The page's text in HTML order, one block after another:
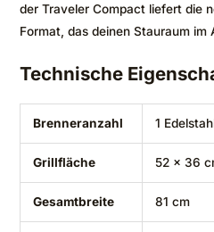
der Traveler Compact liefert die
Format, das deinen Stauraum im
Technische
Brenneranzahl 1
Grillfläche 52 x 36
Gesamtbreite 81 cm